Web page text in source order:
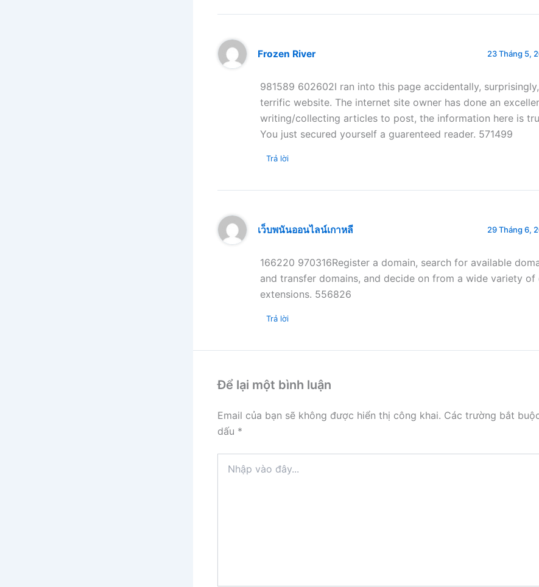
Frozen River 23 Tháng 5,
981589 602602I ran into this page accidentally,
terrific website. The internet site owner has done an
writing/collecting articles to post, the information here is
You just secured yourself a guarenteed reader. 571499
Trả lời
เว็บพนันออนไลน์เกาหลี 29 Tháng 6,
166220 970316Register a domain, search for available
and transfer domains, and decide on from a wide variety of
extensions. 556826
Trả lời
Để lại một bình luận
Email của bạn sẽ không được hiển thị công khai. Các trường bắt
dấu *
vào